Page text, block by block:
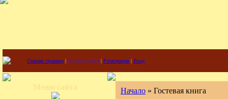
Главная страница | Гостевая книга | Регистрация | Вход
Начало » Гостевая книга